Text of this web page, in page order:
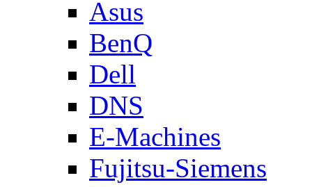
Asus
BenQ
Dell
DNS
E-Machines
Fujitsu-Siemens